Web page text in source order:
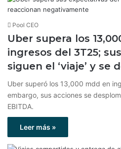
Pool CEO
Uber supera los
ingresos del 3T25;
siguen el ‘viaje’ y se
Uber superó los 13,000 mdd en
embargo, sus acciones se
EBITDA.
Leer más »